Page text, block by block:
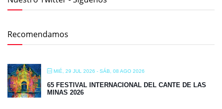
Recomendamos
MIÉ, 29 JUL 2026 - SÁB, 08 AGO 2026
65 FESTIVAL INTERNACIONAL DEL CANTE DE LAS
MINAS 2026